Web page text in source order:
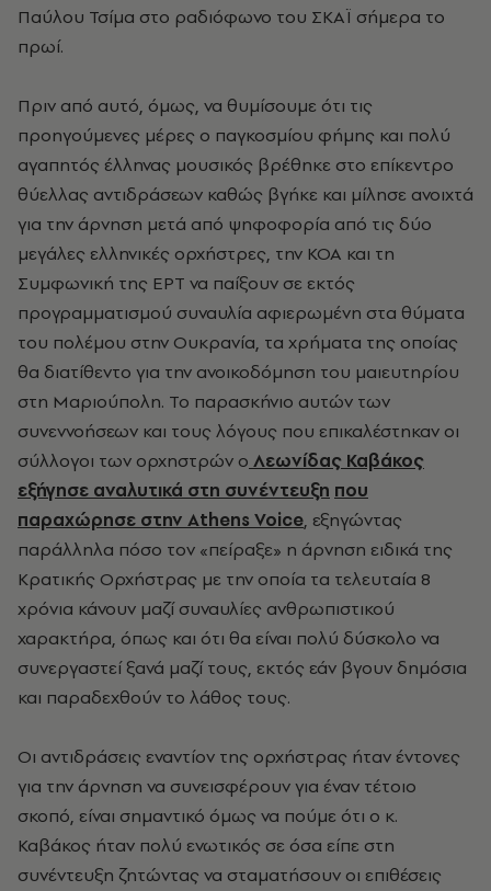
Παύλου Τσίμα στο ραδιόφωνο του ΣΚΑΪ σήμερα το
πρωί.
Πριν από αυτό, όμως, να θυμίσουμε ότι τις
προηγούμενες μέρες ο παγκοσμίου φήμης και πολύ
αγαπητός έλληνας μουσικός βρέθηκε στο επίκεντρο
θύελλας αντιδράσεων καθώς βγήκε και μίλησε ανοιχτά
για την άρνηση μετά από ψηφοφορία από τις δύο
μεγάλες ελληνικές ορχήστρες, την ΚΟΑ και τη
Συμφωνική της ΕΡΤ να παίξουν σε εκτός
προγραμματισμού συναυλία αφιερωμένη στα θύματα
του πολέμου στην Ουκρανία, τα χρήματα της οποίας
θα διατίθεντο για την ανοικοδόμηση του μαιευτηρίου
στη Μαριούπολη. Το παρασκήνιο αυτών των
συνεννοήσεων και τους λόγους που επικαλέστηκαν οι
σύλλογοι των ορχηστρών ο Λεωνίδας Καβάκος
εξήγησε αναλυτικά στη συνέντευξη που
παραχώρησε στην Athens Voice, εξηγώντας
παράλληλα πόσο τον «πείραξε» η άρνηση ειδικά της
Κρατικής Ορχήστρας με την οποία τα τελευταία 8
χρόνια κάνουν μαζί συναυλίες ανθρωπιστικού
χαρακτήρα, όπως και ότι θα είναι πολύ δύσκολο να
συνεργαστεί ξανά μαζί τους, εκτός εάν βγουν δημόσια
και παραδεχθούν το λάθος τους.
Οι αντιδράσεις εναντίον της ορχήστρας ήταν έντονες
για την άρνηση να συνεισφέρουν για έναν τέτοιο
σκοπό, είναι σημαντικό όμως να πούμε ότι ο κ.
Καβάκος ήταν πολύ ενωτικός σε όσα είπε στη
συνέντευξη ζητώντας να σταματήσουν οι επιθέσεις